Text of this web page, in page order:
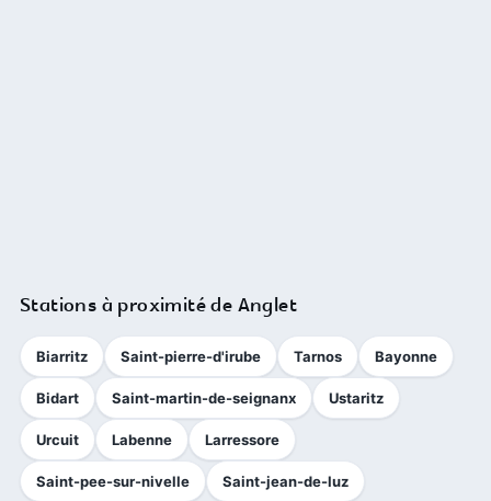
Stations à proximité de Anglet
Biarritz Saint-pierre-d'irube Tarnos Bayonne
Bidart Saint-martin-de-seignanx Ustaritz
Urcuit Labenne Larressore
Saint-pee-sur-nivelle Saint-jean-de-luz